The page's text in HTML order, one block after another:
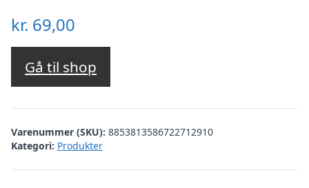
kr. 69,00
Gå til shop
Varenummer (SKU): 8853813586722712910
Kategori: Produkter